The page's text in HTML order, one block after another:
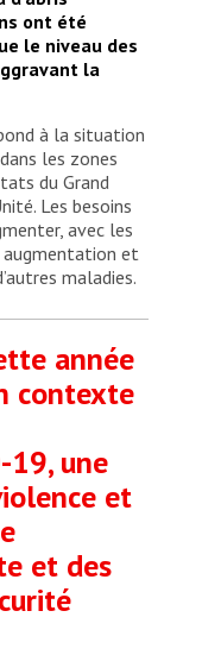
ont été
le niveau des
la
à la situation
les zones
du Grand
Les besoins
avec les
et
maladies.
année
contexte
19, une
et
et des